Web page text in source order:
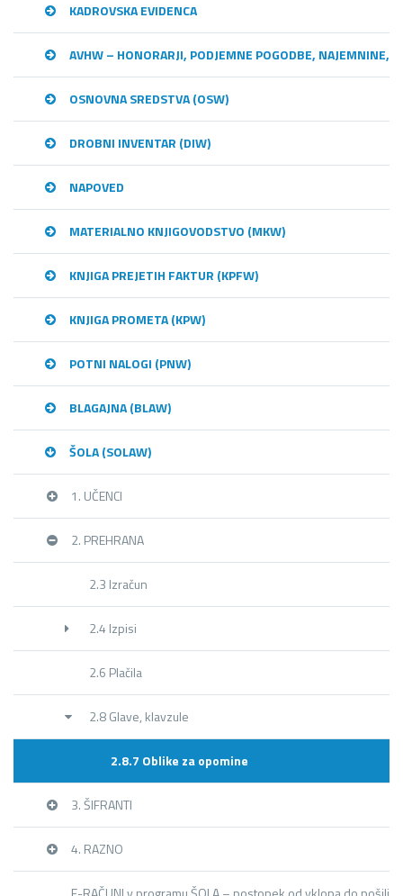
KADROVSKA EVIDENCA
AVHW – HONORARJI, PODJEMNE POGODBE, NAJEMNINE,…
OSNOVNA SREDSTVA (OSW)
DROBNI INVENTAR (DIW)
NAPOVED
MATERIALNO KNJIGOVODSTVO (MKW)
KNJIGA PREJETIH FAKTUR (KPFW)
KNJIGA PROMETA (KPW)
POTNI NALOGI (PNW)
BLAGAJNA (BLAW)
ŠOLA (SOLAW)
1. UČENCI
2. PREHRANA
2.3 Izračun
2.4 Izpisi
2.6 Plačila
2.8 Glave, klavzule
2.8.7 Oblike za opomine
3. ŠIFRANTI
4. RAZNO